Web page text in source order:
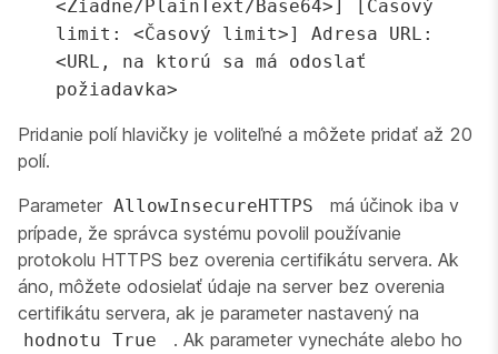
<Žiadne/PlainText/Base64>] [Časový
limit: <Časový limit>] Adresa URL:
<URL, na ktorú sa má odoslať
požiadavka>
Pridanie polí hlavičky je voliteľné a môžete pridať až 20
polí.
Parameter AllowInsecureHTTPS
má účinok iba v
prípade, že správca systému povolil používanie
protokolu HTTPS bez overenia certifikátu servera. Ak
áno, môžete odosielať údaje na server bez overenia
certifikátu servera, ak je parameter nastavený na
hodnotu True
. Ak parameter vynecháte alebo ho